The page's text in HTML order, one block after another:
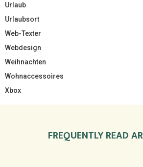
Urlaub
Urlaubsort
Web-Texter
Webdesign
Weihnachten
Wohnaccessoires
Xbox
FREQUENTLY READ